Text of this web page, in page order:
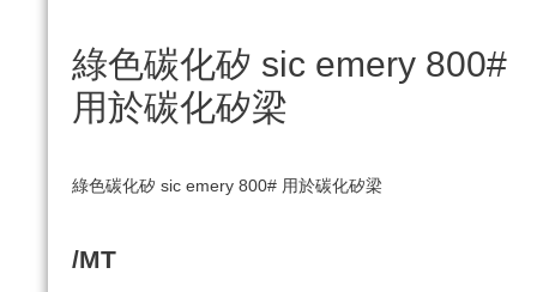
綠色碳化矽 sic emery 800#
用於碳化矽梁
綠色碳化矽 sic emery 800# 用於碳化矽梁
/MT